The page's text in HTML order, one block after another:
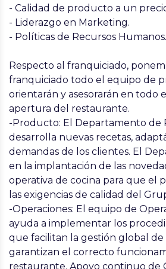
- Calidad de producto a un
- Liderazgo en Marketing.
- Políticas de Recursos Humanos.
Respecto al franquiciado,
franquiciado todo el equipo de
orientarán y asesorarán en todo
apertura del restaurante.
-Producto: El Departamento de
desarrolla nuevas recetas,
demandas de los clientes. El
en la implantación de las
operativa de cocina para que el
las exigencias de calidad del
-Operaciones: El equipo de
ayuda a implementar los
que facilitan la gestión global de
garantizan el correcto
restaurante. Apoyo continuo de